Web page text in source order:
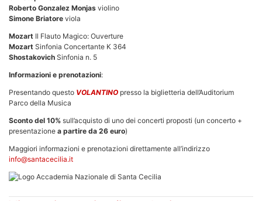
Roberto Gonzalez Monjas violino
Simone Briatore viola
Mozart Il Flauto Magico: Ouverture
Mozart Sinfonia Concertante K 364
Shostakovich Sinfonia n. 5
Informazioni e prenotazioni:
Presentando questo VOLANTINO presso la biglietteria dell’Auditorium
Parco della Musica
Sconto del 10% sull’acquisto di uno dei concerti proposti (un concerto +
presentazione a partire da 26 euro)
Maggiori informazioni e prenotazioni direttamente all’indirizzo
info@santacecilia.it